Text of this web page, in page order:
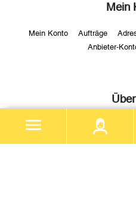
Mein
Mein Konto Aufträge
Anbieter-
Firma: Bio
Bio Hofladen